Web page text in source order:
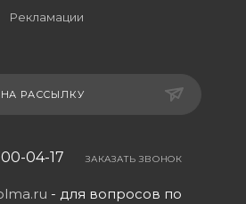
Рекламации
РАССЫЛКУ
04-17 ЗАКАЗАТЬ ЗВОНОК
- для вопросов по